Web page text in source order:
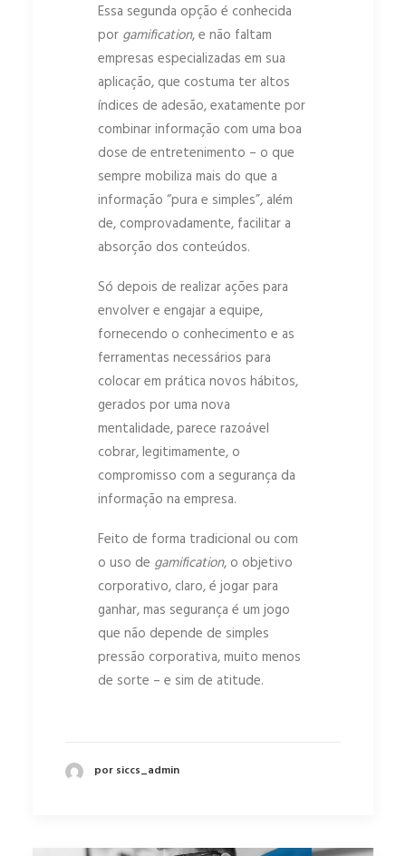
Essa segunda opção é conhecida
por gamification, e não faltam
empresas especializadas em sua
aplicação, que costuma ter altos
índices de adesão, exatamente por
combinar informação com uma boa
dose de entretenimento – o que
sempre mobiliza mais do que a
informação “pura e simples”, além
de, comprovadamente, facilitar a
absorção dos conteúdos.
Só depois de realizar ações para
envolver e engajar a equipe,
fornecendo o conhecimento e as
ferramentas necessários para
colocar em prática novos hábitos,
gerados por uma nova
mentalidade, parece razoável
cobrar, legitimamente, o
compromisso com a segurança da
informação na empresa.
Feito de forma tradicional ou com
o uso de gamification, o objetivo
corporativo, claro, é jogar para
ganhar, mas segurança é um jogo
que não depende de simples
pressão corporativa, muito menos
de sorte – e sim de atitude.
por siccs_admin